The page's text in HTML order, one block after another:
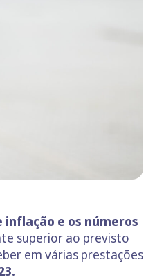
inflação e os números
superior ao previsto
em várias prestações